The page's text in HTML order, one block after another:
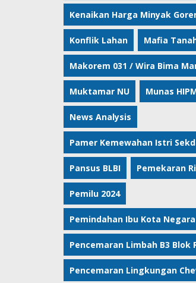
Kenaikan Harga Minyak
Konflik Lahan Mafia
Makorem 031 / Wira Bima
Muktamar NU Munas
News Analysis
Pamer Kemewahan Istri
Pansus BLBI Pemekaran
Pemilu 2024
Pemindahan Ibu Kota Negara
Pencemaran Limbah B3 Blok
Pencemaran Lingkungan